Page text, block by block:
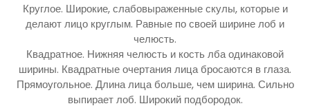
Круглое. Широкие, слабовыраженные скулы, которые и
делают лицо круглым. Равные по своей ширине лоб и
челюсть.
Квадратное. Нижняя челюсть и кость лба одинаковой
ширины. Квадратные очертания лица бросаются в глаза.
Прямоугольное. Длина лица больше, чем ширина. Сильно
выпирает лоб. Широкий подбородок.